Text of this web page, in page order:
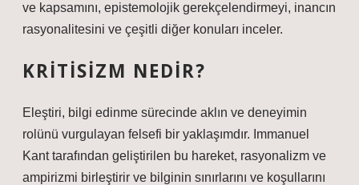
ve kapsamını, epistemolojik gerekçelendirmeyi, inancın
rasyonalitesini ve çeşitli diğer konuları inceler.
KRITISIZM NEDIR?
Eleştiri, bilgi edinme sürecinde aklın ve deneyimin
rolünü vurgulayan felsefi bir yaklaşımdır. Immanuel
Kant tarafından geliştirilen bu hareket, rasyonalizm ve
ampirizmi birleştirir ve bilginin sınırlarını ve koşullarını